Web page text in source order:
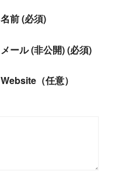
名前 (必須)
メール (非公開) (必須)
Website（任意）